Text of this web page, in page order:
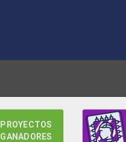
PROYECTOS
GANADORES